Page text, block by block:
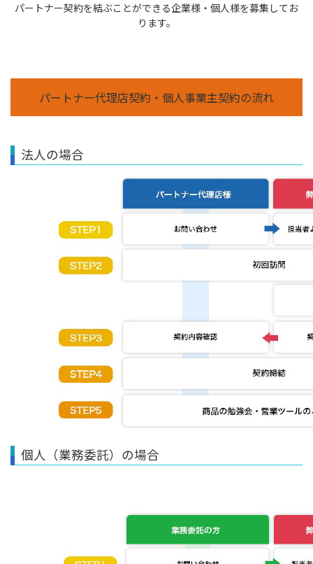
パートナー契約を結ぶことができる企業様・個人様を募集してお
ります。
パートナー代理店契約・個人事業主契約の流れ
法人の場合
個人（業務委託）の場合